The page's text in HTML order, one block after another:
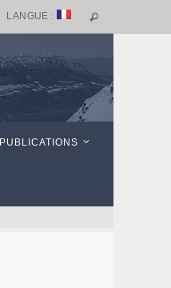
LANGUE :
PUBLICATIONS